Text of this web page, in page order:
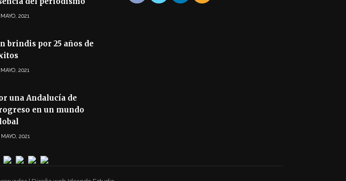
2021
brindis por 25 años de
2021
una Andalucía de
en un mundo
2021